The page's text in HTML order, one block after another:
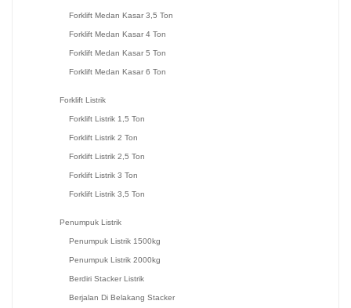
Forklift Medan Kasar 3,5 Ton
Forklift Medan Kasar 4 Ton
Forklift Medan Kasar 5 Ton
Forklift Medan Kasar 6 Ton
Forklift Listrik
Forklift Listrik 1,5 Ton
Forklift Listrik 2 Ton
Forklift Listrik 2,5 Ton
Forklift Listrik 3 Ton
Forklift Listrik 3,5 Ton
Penumpuk Listrik
Penumpuk Listrik 1500kg
Penumpuk Listrik 2000kg
Berdiri Stacker Listrik
Berjalan Di Belakang Stacker